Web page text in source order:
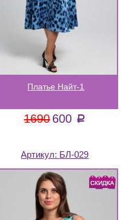
Платье Найт-1
1690 600 a
Артикул: БЛ-029